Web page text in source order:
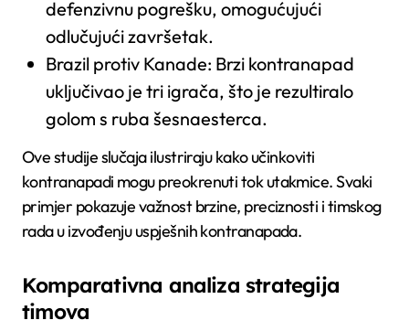
defenzivnu pogrešku, omogućujući
odlučujući završetak.
Brazil protiv Kanade: Brzi kontranapad
uključivao je tri igrača, što je rezultiralo
golom s ruba šesnaesterca.
Ove studije slučaja ilustriraju kako učinkoviti
kontranapadi mogu preokrenuti tok utakmice. Svaki
primjer pokazuje važnost brzine, preciznosti i timskog
rada u izvođenju uspješnih kontranapada.
Komparativna analiza strategija
timova